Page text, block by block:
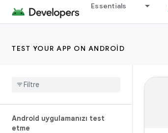
Essentials
TEST YOUR APP ON ANDROID
Android uygulamanızı test
etme